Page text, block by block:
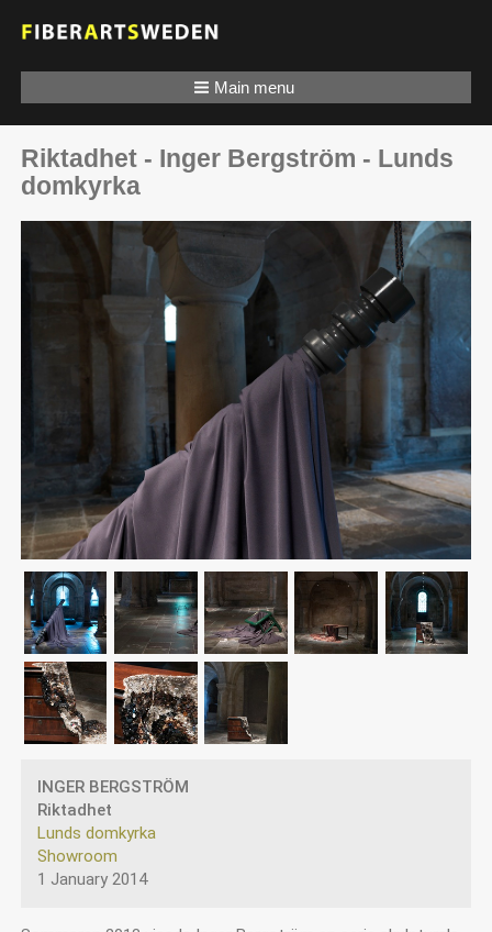
Main menu
Riktadhet - Inger Bergström - Lunds
domkyrka
INGER BERGSTRÖM
Riktadhet
Lunds domkyrka
Showroom
1 January 2014